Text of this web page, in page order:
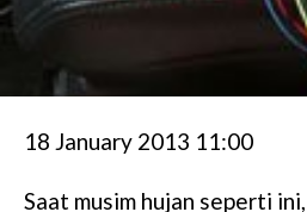
18 January 2013 11:00
Saat musim hujan seperti